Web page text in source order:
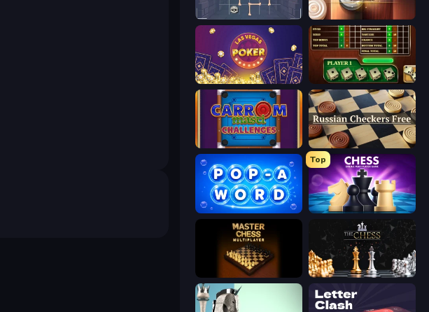
Quoridor Online
Las Vegas Poker Yahtzee Online
Russian Checkers Free
Pop-a-Word
Top
Chess Online Multiplayer
Master Chess The Chess